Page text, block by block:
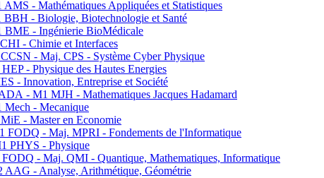
- Mathématiques Appliquées et Statistiques
- Biologie, Biotechnologie et Santé
- Ingénierie BioMédicale
- Chimie et Interfaces
- Maj. CPS - Système Cyber Physique
- Physique des Hautes Energies
- Innovation, Entreprise et Société
- M1 MJH - Mathematiques Jacques Hadamard
- Mecanique
- Master en Economie
FODQ - Maj. MPRI - Fondements de l'Informatique
PHYS - Physique
- Maj. QMI - Quantique, Mathematiques, Informatique
- Analyse, Arithmétique, Géométrie